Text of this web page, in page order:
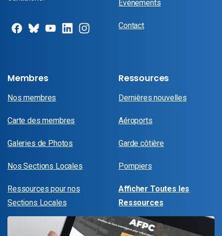
Événements
Contact
Membres
Nos membres
Carte des membres
Galeries de Photos
Nos Sections Locales
Ressources pour nos
Sections Locales
Ressources
Dernières nouvelles
Aéroports
Garde côtière
Pompiers
Afficher Toutes les
Ressources